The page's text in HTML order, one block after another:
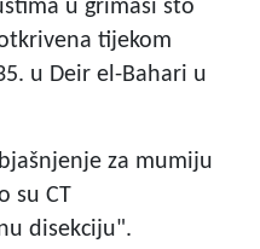
u grimasi što
tijekom
u Deir el-Bahari u
za mumiju
su CT
disekciju".